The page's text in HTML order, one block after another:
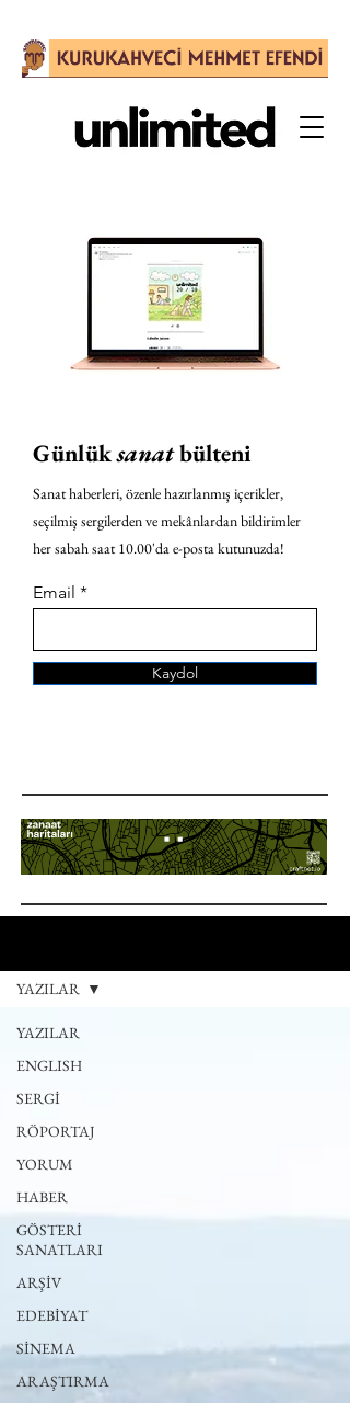
Günlüksanatbülteni
Sanat haberleri, özenle hazırlanmış içerikler,
seçilmiş sergilerden ve mekânlardan bildirimler
her sabah saat 10.00'da e-posta kutunuzda!
Email
Kaydol
YAZILAR
ENGLISH
SERGİ
RÖPORTAJ
YORUM
HABER
GÖSTERİ
SANATLARI
ARŞİV
EDEBİYAT
SİNEMA
ARAŞTIRMA
YAZILAR